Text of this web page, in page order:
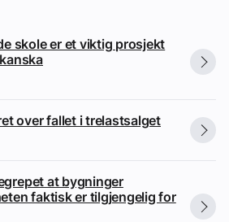
skole er et viktig prosjekt
over fallet i trelastsalget
at bygninger
faktisk er tilgjengelig for